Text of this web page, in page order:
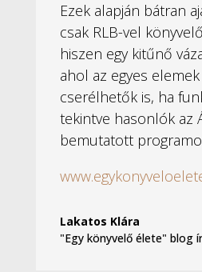
Ezek alapján bátran
csak RLB-vel
hiszen egy kitűnő
ahol az egyes
cserélhetők is, ha
tekintve hasonlók az
bemutatott
Lakatos Klára
"Egy könyvelő élete" blog